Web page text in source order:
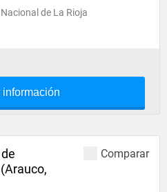
de La Rioja
información
Comparar